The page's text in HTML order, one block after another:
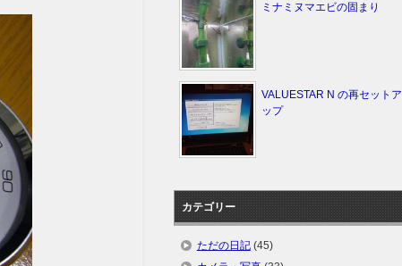
ミナミヌマエビの固まり
VALUESTAR N の再セットア
ップ
カテゴリー
ただの日記(45)